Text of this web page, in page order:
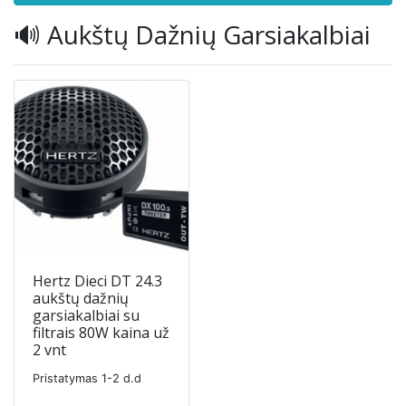
🔊 Aukštų Dažnių Garsiakalbiai
Hertz Dieci DT 24.3
aukštų dažnių
garsiakalbiai su
filtrais 80W kaina už
2 vnt
Pristatymas 1-2 d.d